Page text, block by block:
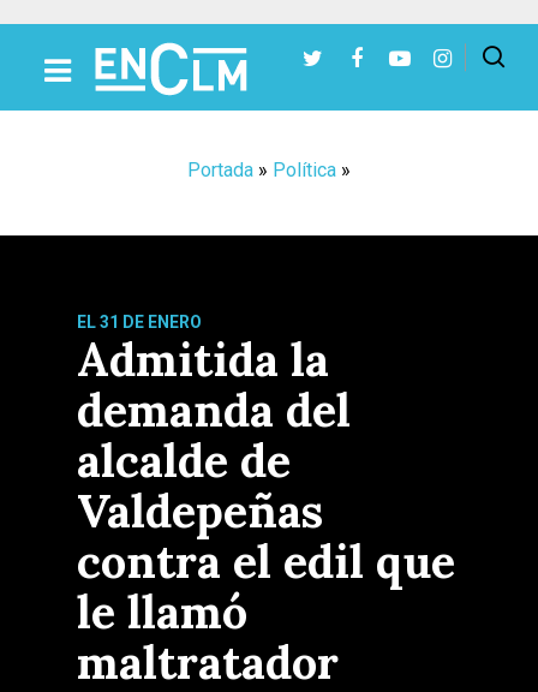
Portada » Política »
EL 31 DE ENERO
Admitida la
demanda del
alcalde de
Valdepeñas
contra el edil que
le llamó
maltratador